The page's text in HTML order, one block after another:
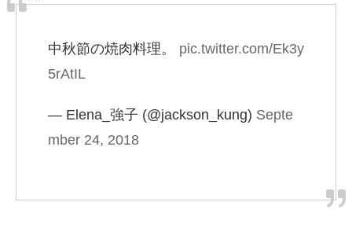
中秋節の焼肉料理。 pic.twitter.com/Ek3y
5rAtIL
— Elena_強子 (@jackson_kung) Septe
mber 24, 2018